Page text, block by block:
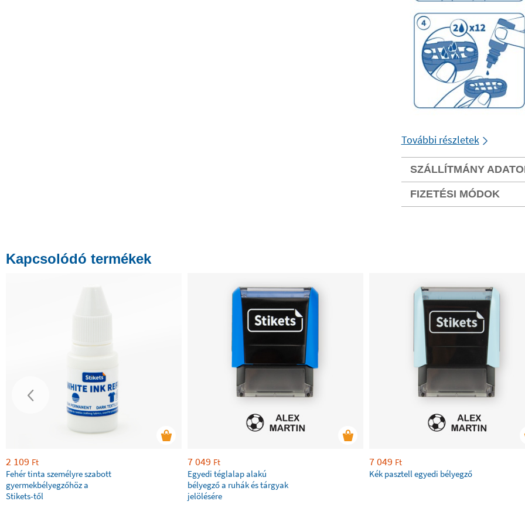
További részletek
SZÁLLÍTMÁNY
FIZETÉSI MÓDOK
Kapcsolódó termékek
2 109 Ft
Fehér tinta személyre szabott
gyermekbélyegzőhöz a
Stikets-től
7 049 Ft
Egyedi téglalap alakú
bélyegző a ruhák és tárgyak
jelölésére
7 049 Ft
Kék pasztell egyedi bélyegző